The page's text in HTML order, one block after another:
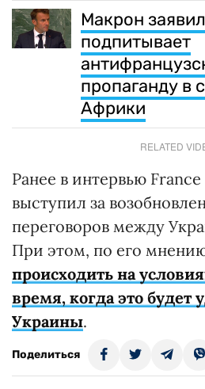
Макрон
подпитывает
пропаганду в
Африки
RELATED
Ранее в интервью
выступил за
переговоров между
При этом, по его
происходить на
время, когда это будет
Украины.
Поделиться